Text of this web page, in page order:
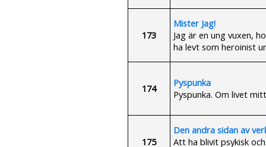
173
Mister Jag!
Jag är en ung vuxen,
ha levt som heroinist
174
Pyspunka
Pyspunka. Om livet
175
Den andra sidan av
Att ha blivit psykisk